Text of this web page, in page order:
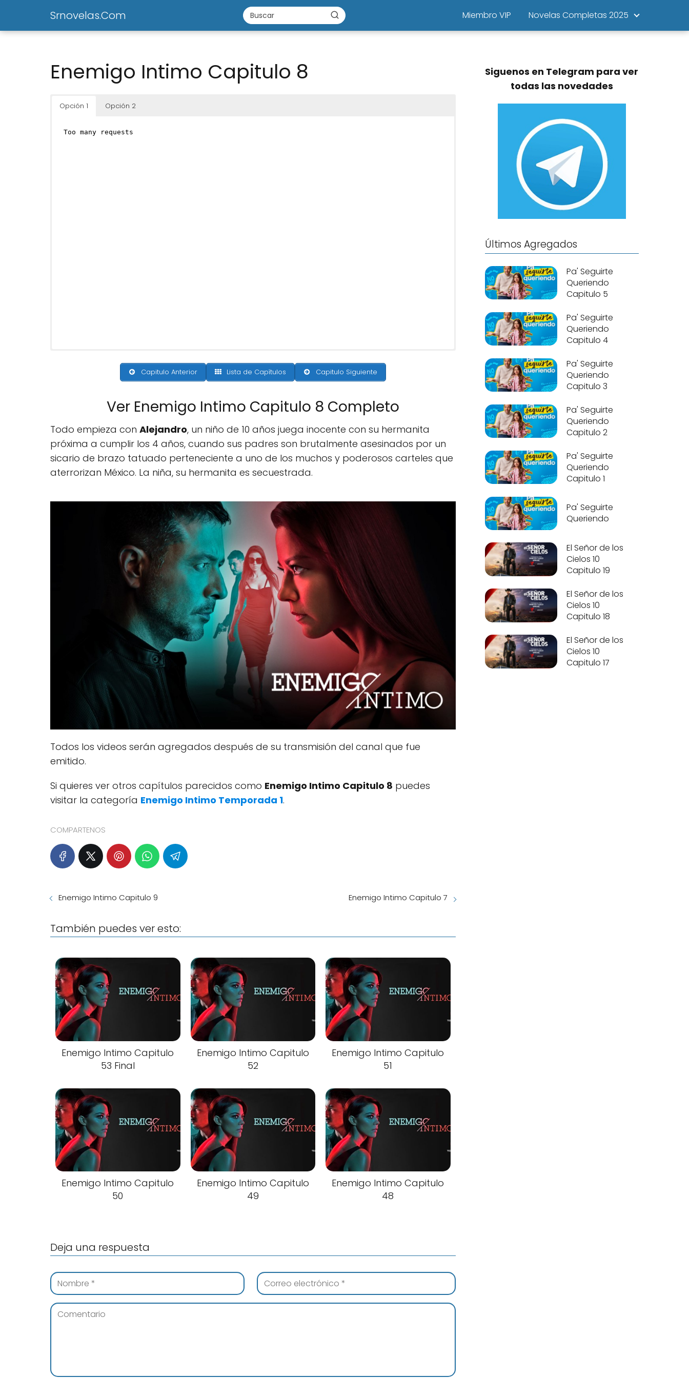
Srnovelas.Com Miembro VIP Novelas Completas 2025
Enemigo Intimo Capitulo 8
Opción 1 Opción 2
Capitulo Anterior Lista de Capítulos Capitulo Siguiente
Ver Enemigo Intimo Capitulo 8 Completo
Todo empieza con Alejandro, un niño de 10 años juega inocente con su hermanita
próxima a cumplir los 4 años, cuando sus padres son brutalmente asesinados por un
sicario de brazo tatuado perteneciente a uno de los muchos y poderosos carteles que
aterrorizan México. La niña, su hermanita es secuestrada.
Todos los videos serán agregados después de su transmisión del canal que fue
emitido.
Si quieres ver otros capítulos parecidos como Enemigo Intimo Capitulo 8 puedes
visitar la categoría Enemigo Intimo Temporada 1.
COMPARTENOS
Enemigo Intimo Capitulo 9 Enemigo Intimo Capitulo 7
También puedes ver esto:
Enemigo Intimo Capitulo
53 Final
Enemigo Intimo Capitulo
52
Enemigo Intimo Capitulo
51
Enemigo Intimo Capitulo
50
Enemigo Intimo Capitulo
49
Enemigo Intimo Capitulo
48
Deja una respuesta
Siguenos en Telegram para ver
todas las novedades
Últimos Agregados
Pa' Seguirte
Queriendo
Capitulo 5
Pa' Seguirte
Queriendo
Capitulo 4
Pa' Seguirte
Queriendo
Capitulo 3
Pa' Seguirte
Queriendo
Capitulo 2
Pa' Seguirte
Queriendo
Capitulo 1
Pa' Seguirte
Queriendo
El Señor de los
Cielos 10
Capitulo 19
El Señor de los
Cielos 10
Capitulo 18
El Señor de los
Cielos 10
Capitulo 17